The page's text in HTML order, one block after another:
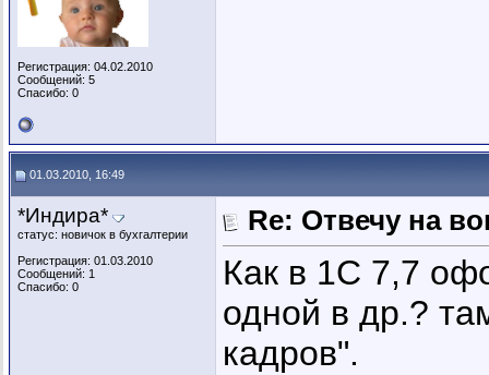
Регистрация: 04.02.2010
Сообщений: 5
Спасибо: 0
01.03.2010, 16:49
*Индира*
статус: новичок в бухгалтерии
Регистрация: 01.03.2010
Сообщений: 1
Спасибо: 0
Re: Отвечу на
Как в 1С 7,7
одной в др.?
кадров".